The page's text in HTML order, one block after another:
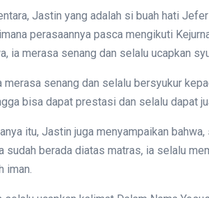
Jastin yang adalah si buah hati
perasaannya pasca mengikuti
ia merasa senang dan selalu ucapkan
merasa senang dan selalu bersyukur
bisa dapat prestasi dan selalu dapat
itu, Jastin juga menyampaikan
sudah berada diatas matras, ia selalu
iman.